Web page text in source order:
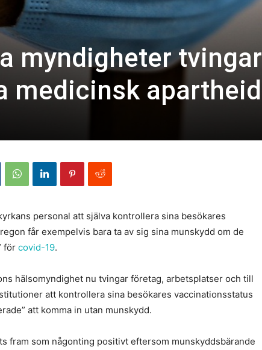
myndigheter tvingar
medicinsk apartheid
personal att själva kontrollera sina besökares
får exempelvis bara ta av sig sina munskydd om de
för covid-19.
hälsomyndighet nu tvingar företag, arbetsplatser och till
att kontrollera sina besökares vaccinationsstatus
att komma in utan munskydd.
fram som någonting positivt eftersom munskyddsbärande